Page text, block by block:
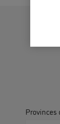
Provinces